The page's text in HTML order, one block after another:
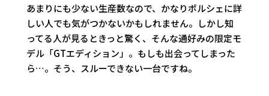
あまりにも少ない生産数なので、かなりポルシェに詳
しい人でも気がつかないかもしれません。しかし知
ってる人が見るときっと驚く、そんな通好みの限定モ
デル「GTエディション」。もしも出会ってしまった
ら…。そう、スルーできない一台ですね。